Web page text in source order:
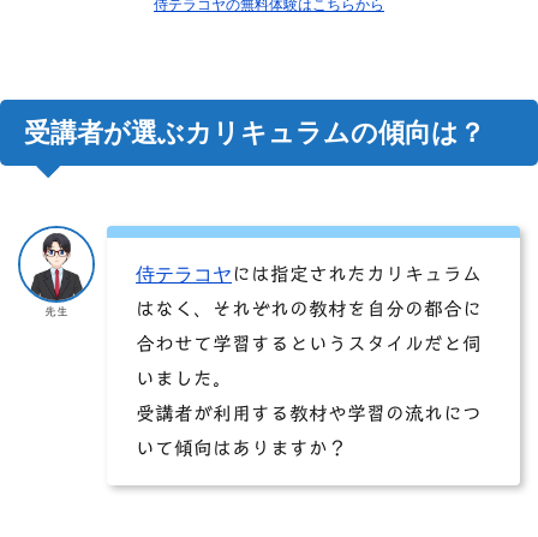
侍テラコヤの無料体験はこちらから
受講者が選ぶカリキュラムの傾向は？
先生
侍テラコヤには指定されたカリキュラム
はなく、それぞれの教材を自分の都合に
合わせて学習するというスタイルだと伺
いました。
受講者が利用する教材や学習の流れにつ
いて傾向はありますか？